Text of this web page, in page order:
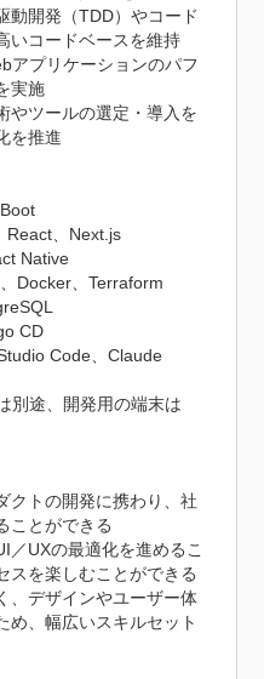
動開発（TDD）やコード
いコードベースを維持
アプリケーションのパフ
実施
やツールの選定・導入を
を推進
React、Next.js
Native
Docker、Terraform
CD
Code、Claude
別途、開発用の端末は
クトの開発に携わり、社
ことができる
／UXの最適化を進めるこ
スを楽しむことができる
、デザインやユーザー体
め、幅広いスキルセット